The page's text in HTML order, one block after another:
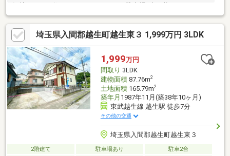
4LDKでお子様のいるご家庭にもおすすめです♪・各居室6帖以上♪
ひとりのくつろぎスペースもゆったりと♪【リフォーム内容
（2026年8月完了予定）】■屋根、外装塗装■外構工事■システムキ
ッチン交換■トイレ交換■照明器具交換■全クロス張替■障子張替■
襖張替■ハウスクリーニング
埼玉県入間郡越生町越生東３ 1,999万円 3LDK
1,999万円
間取り 3LDK
建物面積87.76m2
土地面積165.79m2
築年月 1987年11月(築38年10ヶ月)
東武越生線 越生駅 徒歩7分
その他の交通
埼玉県入間郡越生町越生東３
2階建て 駐車場あり
駐車2台